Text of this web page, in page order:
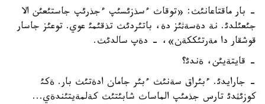
- بار ماقتاعانئث: «توقاث ءسذزئسئپ ءجذرئپ جاستئعئن الا
جئعئلدئ. نة دةسةثئز دة، باتئردئث تذقئمئ عوي. توعئز جاسار
قوشقار دا مةرتئككةن»، - دةپ سالدئث.
- قايتةيئن، ةندئ؟
- جارايدئ. ءبئراق سةنئث ءبئر جامان ادةتئث بار. ةكئ
كوزئثدئ تارس جذمئپ الماساث شابئتئث كةلمةيتئندةي...